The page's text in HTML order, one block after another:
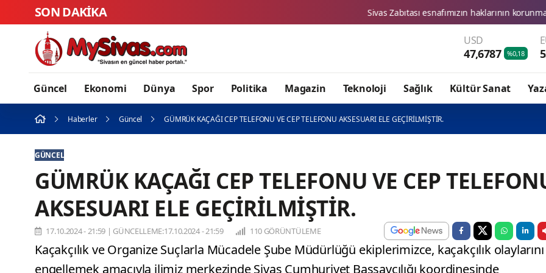
SON DAKİKA Sivas Zabıtası esnafımızın haklarının korunması için
USD
47,6787 %0,18
Güncel Ekonomi Dünya Spor Politika Magazin Teknoloji Sağlık Kültür Sanat
Haberler Güncel GÜMRÜK KAÇAĞI CEP TELEFONU VE CEP TELEFONU AKSESUARI ELE GEÇİRİLMİŞTİR.
GÜNCEL
GÜMRÜK KAÇAĞI CEP TELEFONU VE CEP
AKSESUARI ELE GEÇİRİLMİŞTİR.
17.10.2024 - 21:59 | GÜNCELLEME:17.10.2024 - 21:59 110 GÖRÜNTÜLEME
Kaçakçılık ve Organize Suçlarla Mücadele Şube Müdürlüğü ekiplerimizce, kaçakçılık olaylarını
engellemek amacıyla ilimiz merkezinde Sivas Cumhuriyet Başsavcılığı koordinesinde